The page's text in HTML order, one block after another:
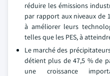
réduire les émissions
par rapport aux niveaux de
à améliorer leurs
telles que les PES, à
Le marché des
détient plus de 47,5 % de
une croissance